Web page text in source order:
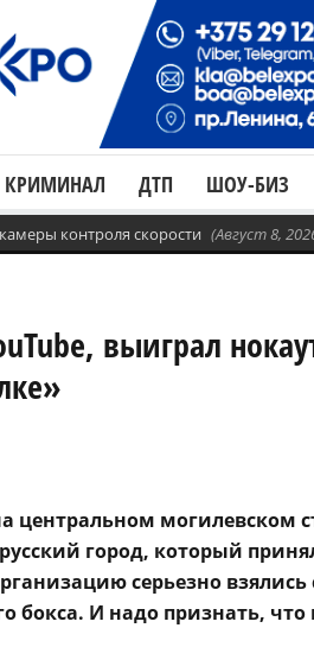
КРИМИНАЛ ДТП ШОУ-БИЗ
контроля скорости (Август 8,
выиграл
центральном могилевском
город, который
серьезно
бокса. И надо признать, что